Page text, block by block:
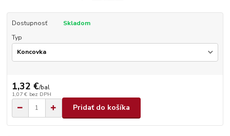
Dostupnosť
Skladom
Typ
1,32 €/bal
1,07 € bez DPH
Pridať do košíka